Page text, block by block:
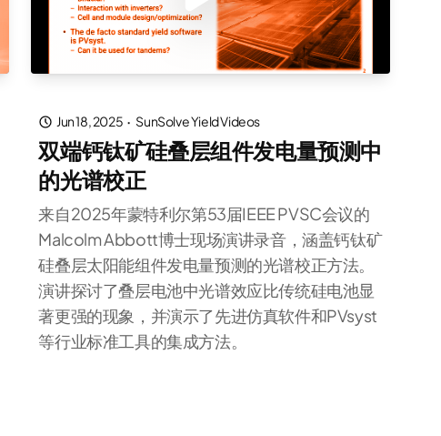
Jun 18, 2025 · SunSolve Yield Videos
双端钙钛矿硅叠层组件发电量预测中
的光谱校正
来自2025年蒙特利尔第53届IEEE PVSC会议的
Malcolm Abbott博士现场演讲录音，涵盖钙钛矿
硅叠层太阳能组件发电量预测的光谱校正方法。
演讲探讨了叠层电池中光谱效应比传统硅电池显
著更强的现象，并演示了先进仿真软件和PVsyst
等行业标准工具的集成方法。